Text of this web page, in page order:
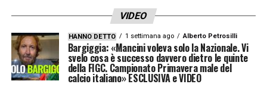
VIDEO
HANNO DETTO 1 settimana ago Alberto Petrosilli
Bargiggia: «Mancini voleva solo la Nazionale. Vi
svelo cosa è successo davvero dietro le quinte
della FIGC. Campionato Primavera male del
calcio italiano» ESCLUSIVA e VIDEO